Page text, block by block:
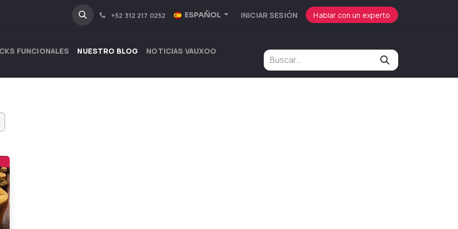
INDUSTRIAS +52 312 217 0252 ESPAÑOL INICIAR SESIÓN Hablar con un experto
FUNCIONALES NUESTRO BLOG
NOTICIAS VAUXOO